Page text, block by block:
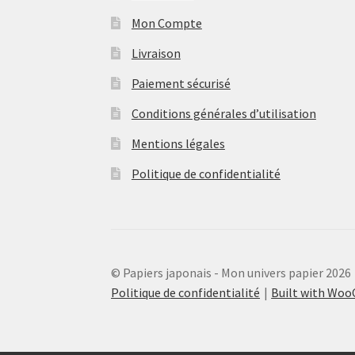
Mon Compte
Livraison
Paiement sécurisé
Conditions générales d’utilisation
Mentions légales
Politique de confidentialité
© Papiers japonais - Mon univers papier 2026
Politique de confidentialité
Built with